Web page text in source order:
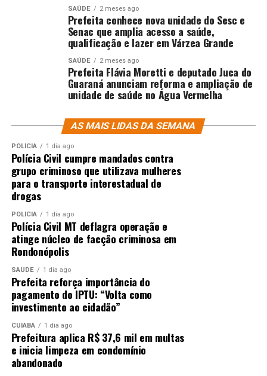
SAÚDE 2 meses ago
Prefeita conhece nova unidade do Sesc e
Senac que amplia acesso a saúde,
qualificação e lazer em Várzea Grande
SAÚDE 2 meses ago
Prefeita Flávia Moretti e deputado Juca do
Guaraná anunciam reforma e ampliação de
unidade de saúde no Água Vermelha
AS MAIS LIDAS DA SEMANA
POLÍCIA 1 dia ago
Polícia Civil cumpre mandados contra
grupo criminoso que utilizava mulheres
para o transporte interestadual de
drogas
POLÍCIA 1 dia ago
Polícia Civil MT deflagra operação e
atinge núcleo de facção criminosa em
Rondonópolis
SAÚDE 1 dia ago
Prefeita reforça importância do
pagamento do IPTU: “Volta como
investimento ao cidadão”
CUIABÁ 1 dia ago
Prefeitura aplica R$ 37,6 mil em multas
e inicia limpeza em condomínio
abandonado